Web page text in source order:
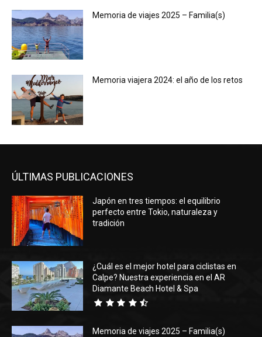
Memoria de viajes 2025 – Familia(s)
Memoria viajera 2024: el año de los retos
ÚLTIMAS PUBLICACIONES
Japón en tres tiempos: el equilibrio
perfecto entre Tokio, naturaleza y
tradición
¿Cuál es el mejor hotel para ciclistas en
Calpe? Nuestra experiencia en el AR
Diamante Beach Hotel & Spa
Memoria de viajes 2025 – Familia(s)